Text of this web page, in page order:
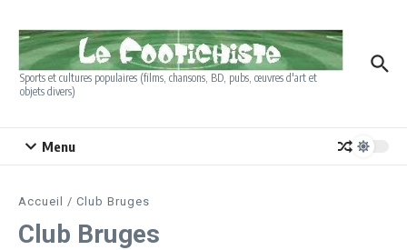
Sports et cultures populaires (films, chansons, BD, pubs, œuvres d'art et
objets divers)
Menu
Accueil / Club Bruges
Club Bruges